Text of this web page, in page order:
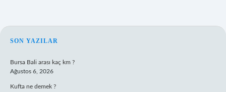
SIDEBAR
SON YAZILAR
Bursa Bali arası kaç km ?
Ağustos 6, 2026
Kufta ne demek ?